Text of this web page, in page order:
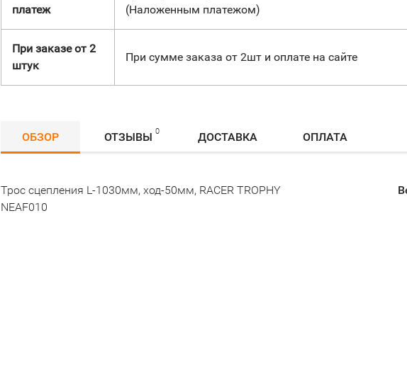
платеж
(Наложенным платежом)
При заказе от 2
штук
При сумме заказа от 2шт и оплате на сайте
ОБЗОР ОТЗЫВЫ 0 ДОСТАВКА ОПЛАТА
Трос сцепления L-1030мм, ход-50мм, RACER TROPHY
NEAF010